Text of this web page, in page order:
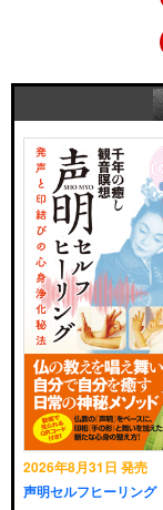
2026年8月31日 発売
声明セルフヒーリング